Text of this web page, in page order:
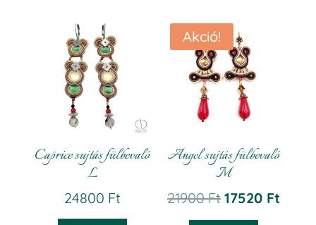
Caprice sujtás fülbevaló
L
24800 Ft
Akció!
Angel sujtás fülbevaló
M
21900Ft Original
price
17520 Ft